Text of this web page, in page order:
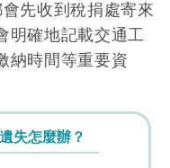
先收到稅捐處寄來
明確地記載交通工
納時間等重要資
失怎麼辦？